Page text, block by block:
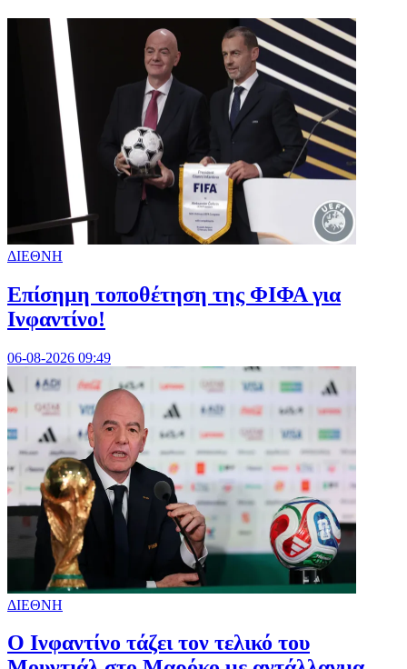
ΔΙΕΘΝΗ
Επίσημη τοποθέτηση της ΦΙΦΑ για
Ινφαντίνο!
06-08-2026 09:49
ΔΙΕΘΝΗ
Ο Ινφαντίνο τάζει τον τελικό του